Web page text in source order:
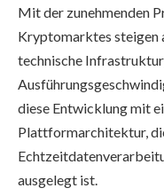
Mit der zunehmenden
Kryptomarktes steigen
technische
diese Entwicklung mit
Plattformarchitektur,
ausgelegt ist.